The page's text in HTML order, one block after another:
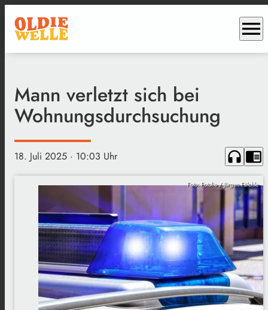
menu
Mann verletzt sich bei
Wohnungsdurchsuchung
18. Juli 2025 · 10:03 Uhr headphones chrome_reader_mode
Foto: Fotolia / Jürgen Fälchle